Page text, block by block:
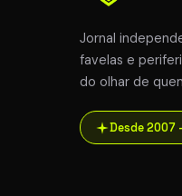
Jornal
favelas e
do olhar de
Desde 2007